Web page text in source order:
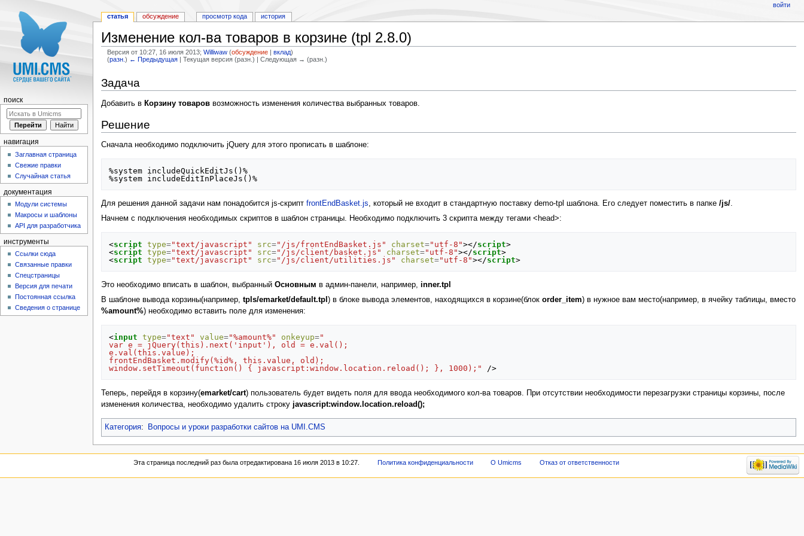
Изменение кол-ва товаров в корзине (tpl 2.8.0)
Версия от 10:27, 16 июля 2013;Williwaw (обсуждение |вклад)
(разн.) ← Предыдущая | Текущая версия (разн.) | Следующая → (разн.)
Задача
Добавить в Корзину товароввозможность изменения количества выбранных товаров.
Решение
Сначала необходимо подключить jQuery для этого прописать в шаблоне:
%system includeQuickEditJs()%
Для решения данной задачи нам понадобится js-скрипт frontEndBasket.js, который не входит в стандартную поставку demo-tpl шаблона. Его следует поместить в папкe /js/.
Начнем с подключения необходимых скриптов в шаблон страницы. Необходимо подключить 3 скрипта между тегами <head>:
<script type="text/javascript" src="/js/frontEndBasket.js" charset="utf-8"></script>
<script type="text/javascript" src="/js/client/basket.js" charset="utf-8"></script>
<script type="text/javascript" src="/js/client/utilities.js" charset="utf-8"></script>
Это необходимо вписать в шаблон, выбранный Основным в админ-панели, например, inner.tpl
В шаблоне вывода корзины(например, tpls/emarket/default.tpl ) в блоке вывода элементов, находящихся в корзине(блок order_item) в нужное вам место(например, в ячейку таблицы, вместо
%amount%) необходимо вставить поле для изменения:
<input type="text" value="%amount%" onkeyup="
var e = jQuery(this).next('input'), old = e.val();
e.val(this.value);
frontEndBasket.modify(%id%, this.value, old);
window.setTimeout(function() { javascript:window.location.reload(); }, 1000);"
/>
Теперь, перейдя в корзину(emarket/cart) пользователь будет видеть поля для ввода необходимого кол-ва товаров. При отсутствии необходимости перезагрузки страницы корзины, после
изменения количества, необходимо удалить строку javascript:window.location.reload();
Категория: Вопросы и уроки разработки сайтов на UMI.CMS
статья обсуждение просмотр кода история
войти
поиск
навигация
Заглавная страница
Свежие правки
Случайная статья
документация
Модули системы
Макросы и шаблоны
API для разработчика
инструменты
Ссылки сюда
Связанные правки
Спецстраницы
Версия для печати
Постоянная ссылка
Сведения о странице
Эта страница последний раз была отредактирована 16 июля 2013 в 10:27. Политика конфиденциальности О Umicms Отказ от ответственности